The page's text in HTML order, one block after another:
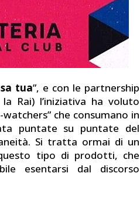
tua”, e con le partnership
Rai) l’iniziativa ha voluto
che consumano in
puntate su puntate del
Si tratta ormai di un
tipo di prodotti, che
esentarsi dal discorso